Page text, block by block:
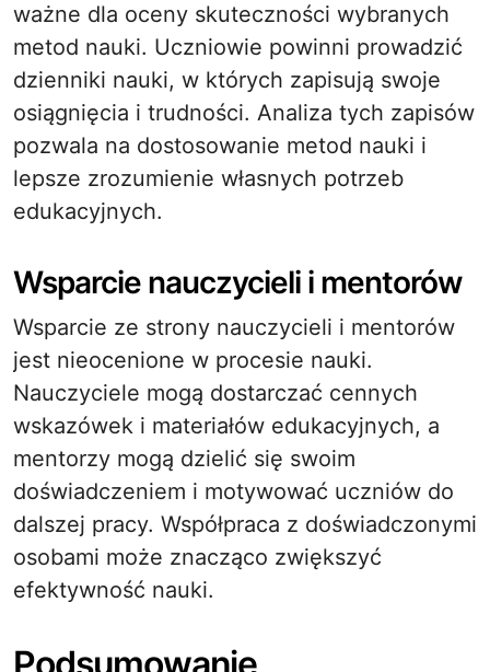
ważne dla oceny skuteczności wybranych
metod nauki. Uczniowie powinni prowadzić
dzienniki nauki, w których zapisują swoje
osiągnięcia i trudności. Analiza tych zapisów
pozwala na dostosowanie metod nauki i
lepsze zrozumienie własnych potrzeb
edukacyjnych.
Wsparcie nauczycieli i mentorów
Wsparcie ze strony nauczycieli i mentorów
jest nieocenione w procesie nauki.
Nauczyciele mogą dostarczać cennych
wskazówek i materiałów edukacyjnych, a
mentorzy mogą dzielić się swoim
doświadczeniem i motywować uczniów do
dalszej pracy. Współpraca z doświadczonymi
osobami może znacząco zwiększyć
efektywność nauki.